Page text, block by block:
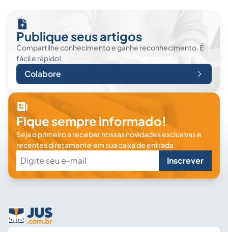
Publique seus artigos
Compartilhe conhecimento e ganhe reconhecimento. É
fácil e rápido!
Colabore
Fique sempre informado!
Seja o primeiro a receber nossas novidades exclusivas e
recentes diretamente em sua caixa de entrada.
Inscrever